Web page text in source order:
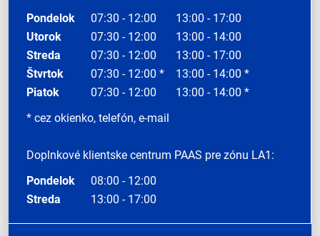
Pondelok
07:30 - 12:00
13:00 - 17:00
Utorok
07:30 - 12:00
13:00 - 14:00
Streda
07:30 - 12:00
13:00 - 17:00
Štvrtok
07:30 - 12:00 *
13:00 - 14:00 *
Piatok
07:30 - 12:00
13:00 - 14:00 *
* cez okienko, telefón, e-mail
Doplnkové klientske centrum PAAS pre zónu LA1:
Pondelok
08:00 - 12:00
Streda
13:00 - 17:00